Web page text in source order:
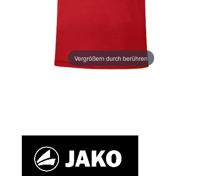
Vergrößern durch berühren